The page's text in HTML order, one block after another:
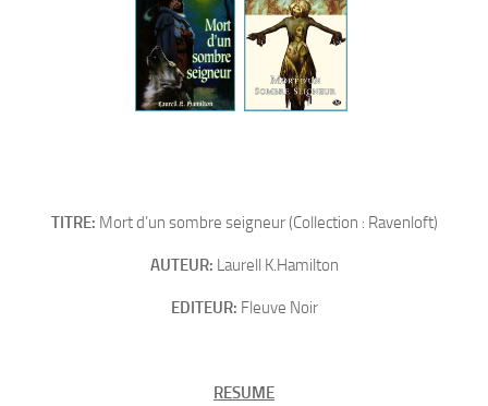
TITRE: Mort d’un sombre seigneur (Collection : Ravenloft)
AUTEUR: Laurell K.Hamilton
EDITEUR: Fleuve Noir
RESUME